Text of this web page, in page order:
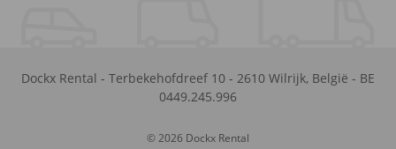
Dockx Rental - Terbekehofdreef 10 - 2610 Wilrijk, België - BE
0449.245.996
© 2026 Dockx Rental